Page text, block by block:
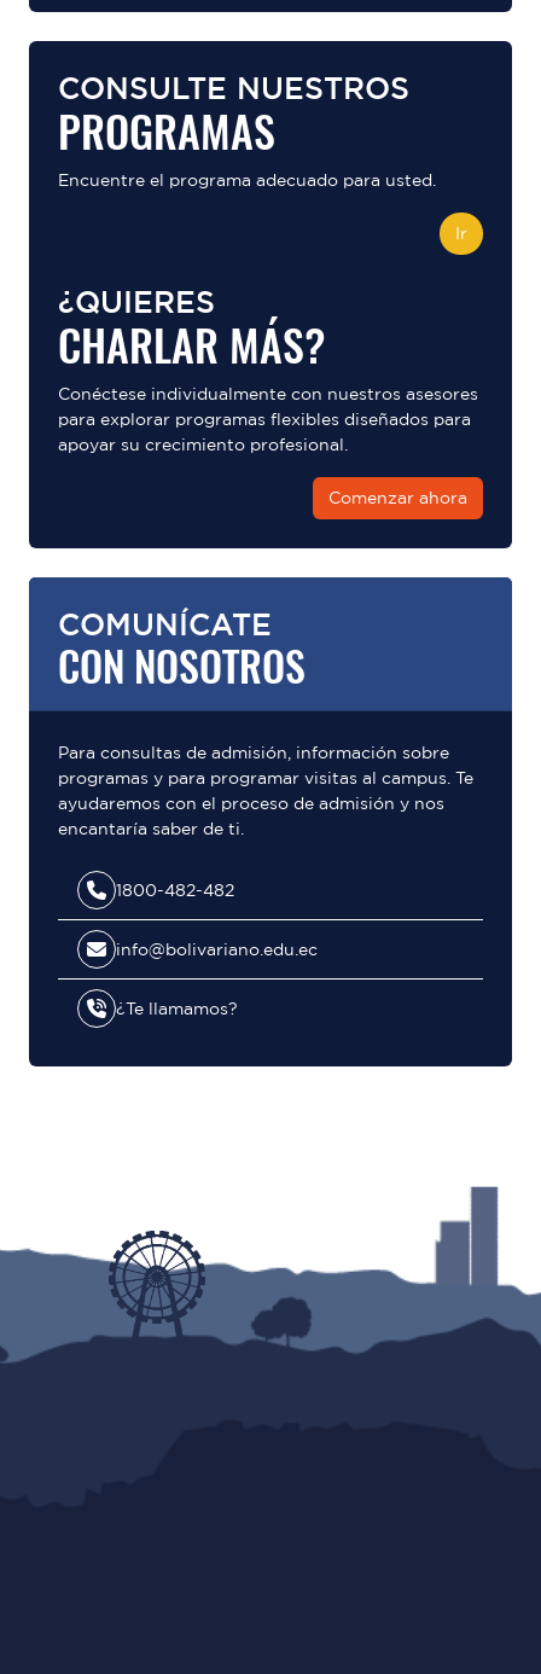
CONSULTE NUESTROS
PROGRAMAS
Encuentre el programa adecuado para usted.
Ir
¿QUIERES
CHARLAR MÁS?
Conéctese individualmente con nuestros asesores
para explorar programas flexibles diseñados para
apoyar su crecimiento profesional.
Comenzar ahora
COMUNÍCATE
CON NOSOTROS
Para consultas de admisión, información sobre
programas y para programar visitas al campus. Te
ayudaremos con el proceso de admisión y nos
encantaría saber de ti.
1800-482-482
info@bolivariano.edu.ec
¿Te llamamos?